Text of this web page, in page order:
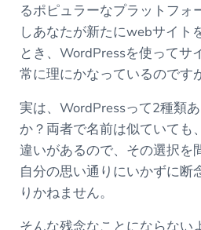
るポピュラーなプラットフォ
しあなたが新たにwebサイト
とき、WordPressを使ってサ
常に理にかなっているのです
実は、WordPressって2種類
か？両者で名前は似ていても
違いがあるので、その選択を
自分の思い通りにいかずに断
りかねません。
そんな残念なことにならない